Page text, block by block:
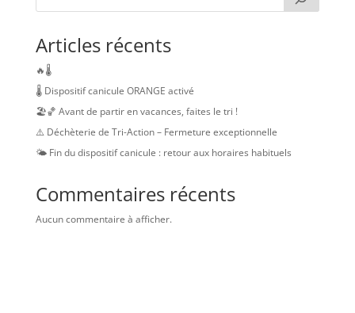
Articles récents
🔥🌡️
🌡️ Dispositif canicule ORANGE activé
🏖️🏀 Avant de partir en vacances, faites le tri !
⚠️ Déchèterie de Tri-Action – Fermeture exceptionnelle
🌤️ Fin du dispositif canicule : retour aux horaires habituels
Commentaires récents
Aucun commentaire à afficher.